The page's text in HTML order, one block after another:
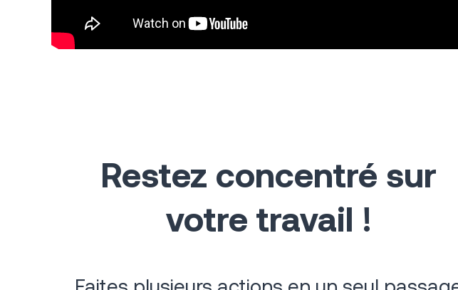
Restez concentré sur
votre travail !